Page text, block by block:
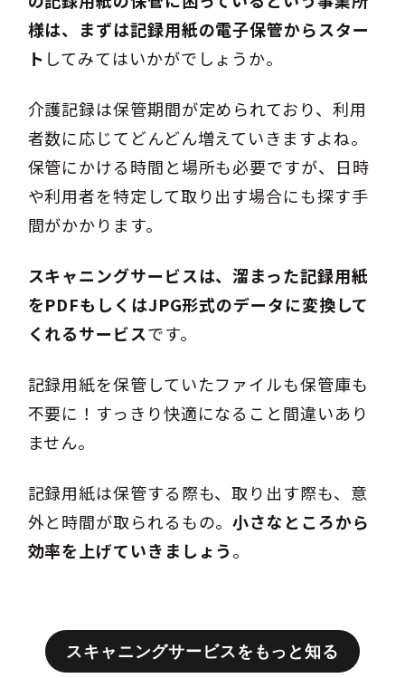
様は、まずは記録用紙の電子保管からスター
ト してみてはいかがでしょうか。
介護記録は保管期間が定められており、利用
者数に応じてどんどん増えていきますよね。
保管にかける時間と場所も必要ですが、日時
や利用者を特定して取り出す場合にも探す手
間がかかります。
スキャニングサービスは、溜まった記録用紙
をPDFもしくはJPG形式のデータに変換して
くれるサービスです。
記録用紙を保管していたファイルも保管庫も
不要に！すっきり快適になること間違いあり
ません。
記録用紙は保管する際も、取り出す際も、意
外と時間が取られるもの。小さなところから
効率を上げていきましょう。
スキャニングサービスをもっと知る